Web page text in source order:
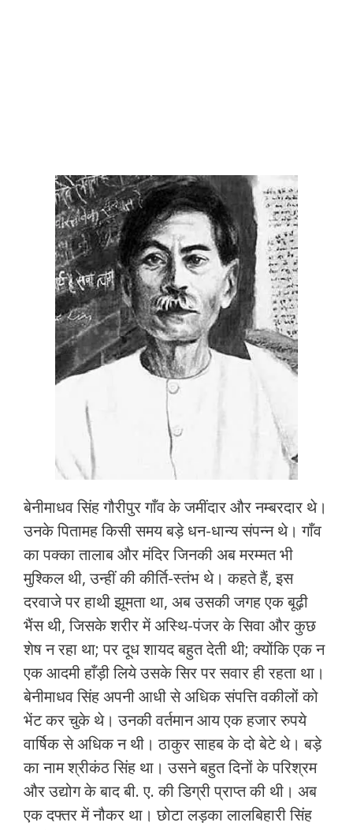
बेनीमाधव सिंह गौरीपुर गाँव के जमींदार और नम्बरदार थे।
उनके पितामह किसी समय बड़े धन-धान्य संपन्न थे। गाँव
का पक्का तालाब और मंदिर जिनकी अब मरम्मत भी
मुश्किल थी, उन्हीं की कीर्ति-स्तंभ थे। कहते हैं, इस
दरवाजे पर हाथी झूमता था, अब उसकी जगह एक बूढ़ी
भैंस थी, जिसके शरीर में अस्थि-पंजर के सिवा और कुछ
शेष न रहा था; पर दूध शायद बहुत देती थी; क्योंकि एक न
एक आदमी हाँड़ी लिये उसके सिर पर सवार ही रहता था।
बेनीमाधव सिंह अपनी आधी से अधिक संपत्ति वकीलों को
भेंट कर चुके थे। उनकी वर्तमान आय एक हजार रुपये
वार्षिक से अधिक न थी। ठाकुर साहब के दो बेटे थे। बड़े
का नाम श्रीकंठ सिंह था। उसने बहुत दिनों के परिश्रम
और उद्योग के बाद बी. ए. की डिग्री प्राप्त की थी। अब
एक दफ्तर में नौकर था। छोटा लड़का लालबिहारी सिंह